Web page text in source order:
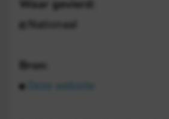
Waar gevierd:
Nationaal
Bron: